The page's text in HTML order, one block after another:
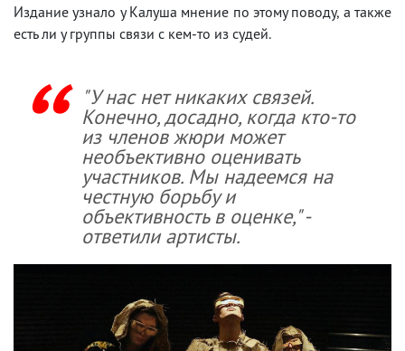
Издание узнало у Калуша мнение по этому поводу, а также
есть ли у группы связи с кем-то из судей.
"У нас нет никаких связей.
Конечно, досадно, когда кто-то
из членов жюри может
необъективно оценивать
участников. Мы надеемся на
честную борьбу и
объективность в оценке," -
ответили артисты.